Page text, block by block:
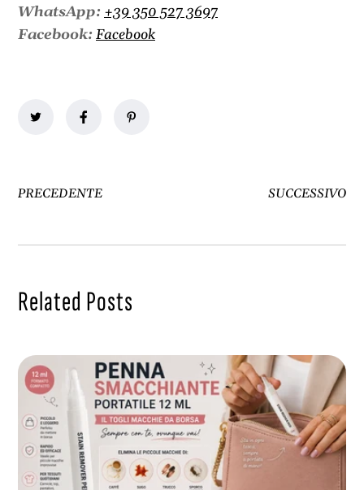
WhatsApp: +39 350 527 3697
Facebook: Facebook
PRECEDENTE SUCCESSIVO
Related Posts